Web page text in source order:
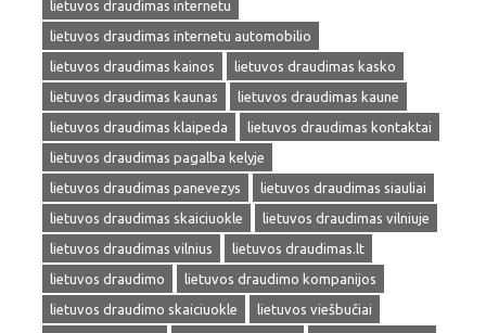
lietuvos draudimas internetu
lietuvos draudimas internetu automobilio
lietuvos draudimas kainos
lietuvos draudimas kasko
lietuvos draudimas kaunas
lietuvos draudimas kaune
lietuvos draudimas klaipeda
lietuvos draudimas kontaktai
lietuvos draudimas pagalba kelyje
lietuvos draudimas panevezys
lietuvos draudimas siauliai
lietuvos draudimas skaiciuokle
lietuvos draudimas vilniuje
lietuvos draudimas vilnius
lietuvos draudimas.lt
lietuvos draudimo
lietuvos draudimo kompanijos
lietuvos draudimo skaiciuokle
lietuvos viešbučiai